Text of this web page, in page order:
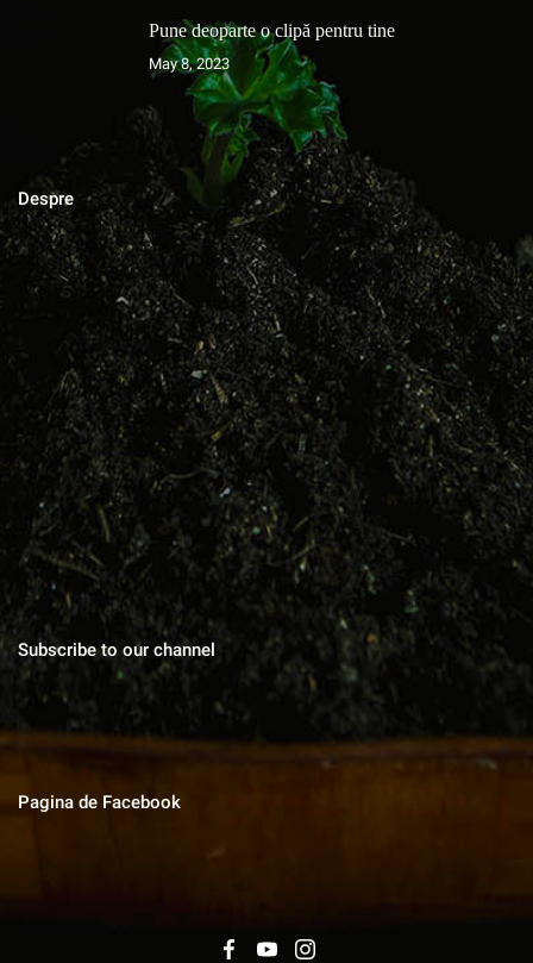
Pune deoparte o clipă pentru tine
May 8, 2023
Despre
MAGAZINUL DE ACASA
Blog cu zeci de sfaturi pentru grădinărit bio, rețete pentru toate
gusturile, povești de viata, trucuri în gospodărie, cuvinte pentru
suflet.
Subscribe to our channel
Pagina de Facebook